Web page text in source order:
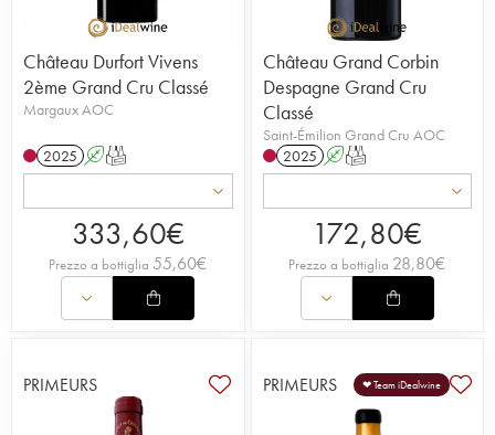
Château Durfort Vivens
2ème Grand Cru Classé
Margaux AOC
2025 AT
333,60€
Prezzo a bottiglia 55,60€
Château Grand Corbin
Despagne Grand Cru
Classé
Saint-Émilion Grand Cru AOC
2025 AT
172,80€
Prezzo a bottiglia 28,80€
PRIMEURS PRIMEURS ❤ Team iDealwine